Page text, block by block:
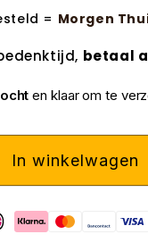
= Morgen
betaal
en klaar om te
In winkelwagen